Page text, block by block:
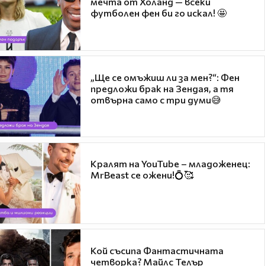
футболен фен би го искал! 🤩
„Ще се омъжиш ли за мен?“: Фен
предложи брак на Зендая, а тя
отвърна само с три думи😅
Кралят на YouTube – младоженец:
MrBeast се ожени!💍🥰
Кой съсипа Фантастичната
четворка? Майлс Телър